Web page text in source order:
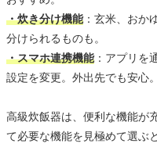
・炊き分け機能：玄米、おか
分けられるものも。
・スマホ連携機能：アプリを
設定を変更。外出先でも安心。
高級炊飯器は、便利な機能が
て必要な機能を見極めて選ぶ